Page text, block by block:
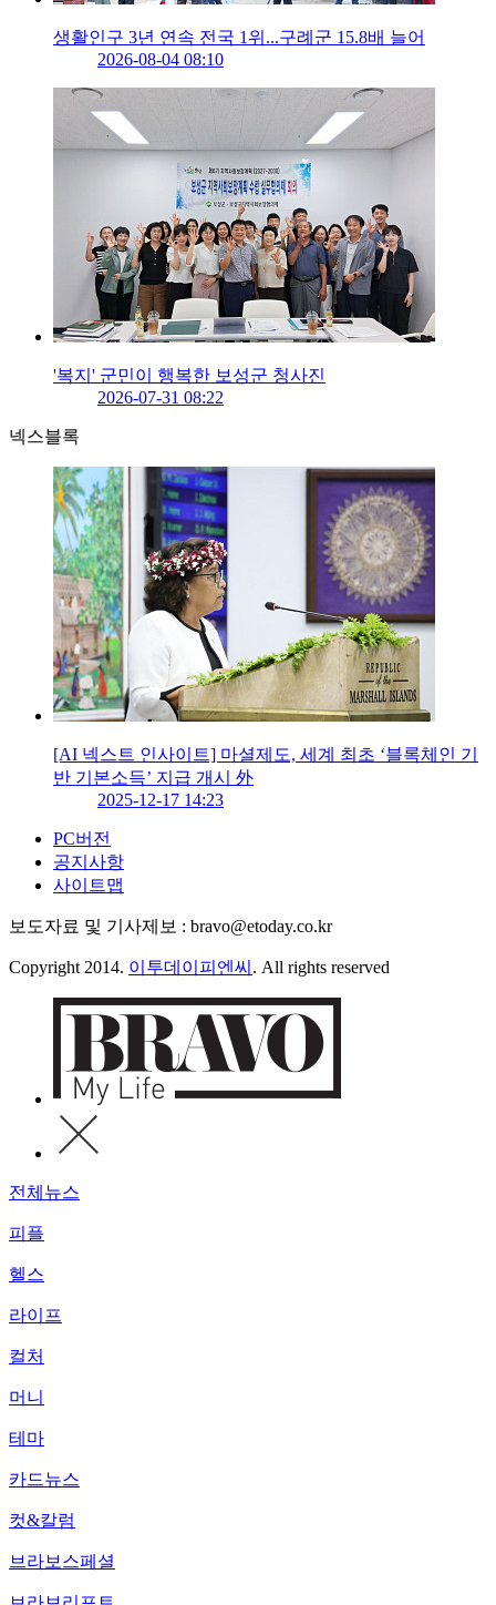
생활인구 3년 연속 전국 1위...구례군 15.8배 늘어
2026-08-04 08:10
'복지' 군민이 행복한 보성군 청사진
2026-07-31 08:22
넥스블록
[AI 넥스트 인사이트] 마셜제도, 세계 최초 ‘블록체인 기
반 기본소득’ 지급 개시 外
2025-12-17 14:23
PC버전
공지사항
사이트맵
보도자료 및 기사제보 : bravo@etoday.co.kr
Copyright 2014. 이투데이피엔씨 . All rights reserved
전체뉴스
피플
헬스
라이프
컬처
머니
테마
카드뉴스
컷&칼럼
브라보스페셜